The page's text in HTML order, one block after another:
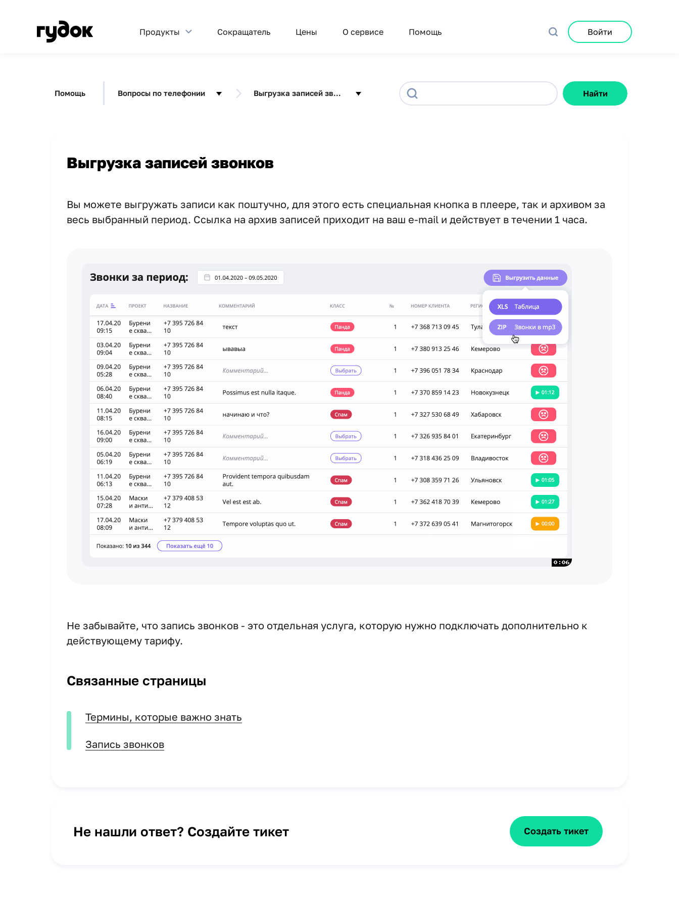
Продукты Сокращатель Цены О сервисе Помощь Войти
Помощь Вопросы по телефонии Выгрузка записей звонков Найти
Выгрузка записей звонков
Вы можете выгружать записи как поштучно, для этого есть специальная кнопка в плеере, так и архивом за
весь выбранный период. Ссылка на архив записей приходит на ваш e-mail и действует в течении 1 часа.
Не забывайте, что запись звонков - это отдельная услуга, которую нужно подключать дополнительно к
действующему тарифу.
Связанные страницы
Термины, которые важно знать
Запись звонков
Не нашли ответ? Создайте тикет Создать тикет